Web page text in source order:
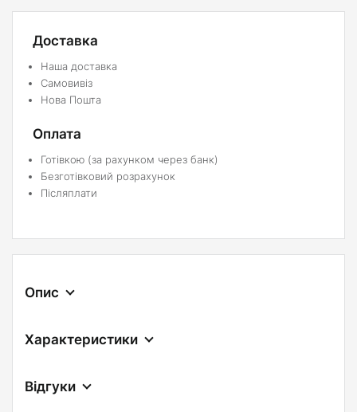
Доставка
Наша доставка
Самовивіз
Нова Пошта
Оплата
Готівкою (за рахунком через банк)
Безготівковий розрахунок
Післяплати
Опис
Характеристики
Відгуки